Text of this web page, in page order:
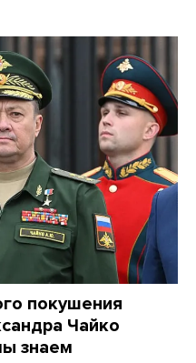
покушения
Чайко
знаем